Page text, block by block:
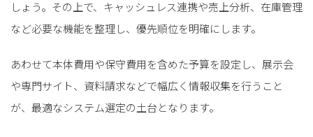
しょう。その上で、キャッシュレス連携や売上分析、在庫管理
など必要な機能を整理し、優先順位を明確にします。
あわせて本体費用や保守費用を含めた予算を設定し、展示会
や専門サイト、資料請求などで幅広く情報収集を行うこと
が、最適なシステム選定の土台となります。